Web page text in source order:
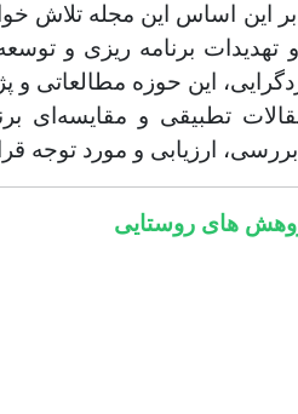
این اساس این مجله تلاش
برنامه ریزی و
این حوزه مطالعاتی و
تطبیقی و مقایسه‌ای
ارزیابی و مورد توجه
های روستایی